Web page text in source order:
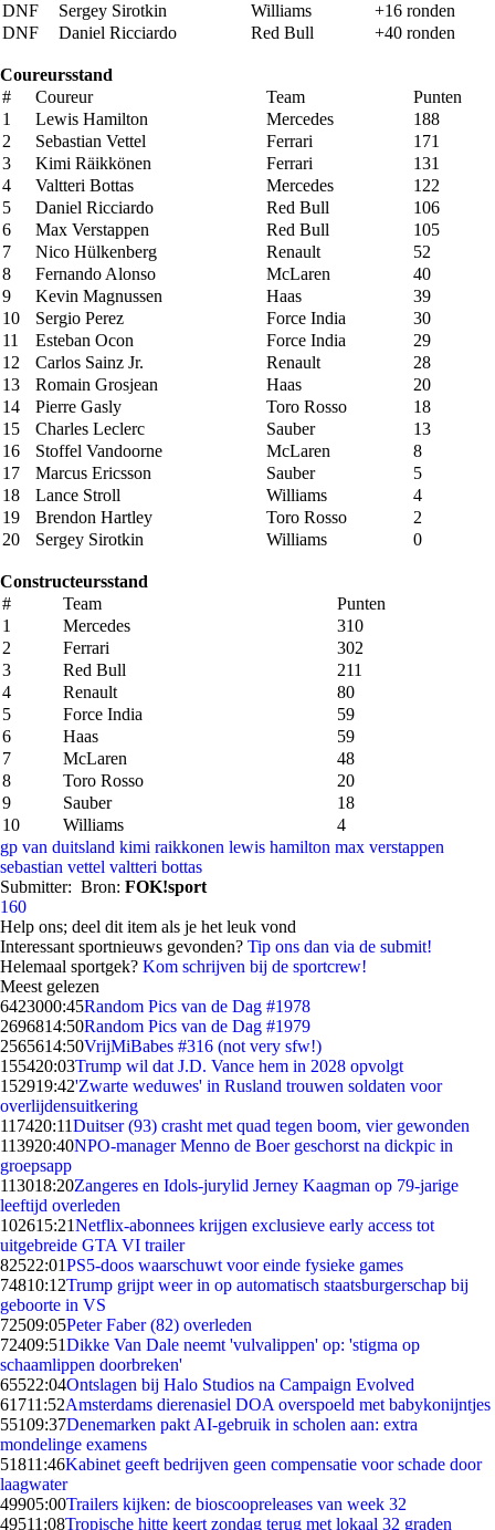
DNF
Sergey Sirotkin Williams
+16 ronden
DNF
Daniel Ricciardo Red Bull +40 ronden
Coureursstand
#
Coureur Team
Punten
1
Lewis Hamilton Mercedes
188
2
Sebastian Vettel Ferrari
171
3
Kimi Räikkönen Ferrari
131
4
Valtteri Bottas Mercedes
122
5
Daniel Ricciardo Red Bull
106
6
Max Verstappen Red Bull
105
7
Nico Hülkenberg Renault
52
8
Fernando Alonso McLaren
40
9
Kevin Magnussen Haas
39
10
Sergio Perez Force India
30
11
Esteban Ocon Force India
29
12
Carlos Sainz Jr. Renault
28
13
Romain Grosjean Haas
20
14
Pierre Gasly Toro Rosso
18
15
Charles Leclerc Sauber
13
16
Stoffel Vandoorne McLaren
8
17
Marcus Ericsson Sauber
5
18
Lance Stroll Williams
4
19
Brendon Hartley Toro Rosso
2
20
Sergey Sirotkin Williams 0
Constructeursstand
#
Team
Punten
1
Mercedes
310
2
Ferrari
302
3
Red Bull
211
4
Renault
80
5
Force India
59
6
Haas
59
7
McLaren
48
8
Toro Rosso
20
9
Sauber
18
10
Williams
4
gp van duitsland kimi raikkonen lewis hamilton max verstappen
sebastian vettel valtteri bottas
Submitter: Bron: FOK!sport
160
Help ons; deel dit item als je het leuk vond
Interessant sportnieuws gevonden? Tip ons dan via de submit!
Helemaal sportgek? Kom schrijven bij de sportcrew!
Meest gelezen
6423000:45Random Pics van de Dag #1978
2696814:50Random Pics van de Dag #1979
2565614:50VrijMiBabes #316 (not very sfw!)
155420:03Trump wil dat J.D. Vance hem in 2028 opvolgt
152919:42'Zwarte weduwes' in Rusland trouwen soldaten voor
overlijdensuitkering
117420:11Duitser (93) crasht met quad tegen boom, vier gewonden
113920:40NPO-manager Menno de Boer geschorst na dickpic in
groepsapp
113018:20Zangeres en Idols-jurylid Jerney Kaagman op 79-jarige
leeftijd overleden
102615:21Netflix-abonnees krijgen exclusieve early access tot
uitgebreide GTA VI trailer
82522:01PS5-doos waarschuwt voor einde fysieke games
74810:12Trump grijpt weer in op automatisch staatsburgerschap bij
geboorte in VS
72509:05Peter Faber (82) overleden
72409:51Dikke Van Dale neemt 'vulvalippen' op: 'stigma op
schaamlippen doorbreken'
65522:04Ontslagen bij Halo Studios na Campaign Evolved
61711:52Amsterdams dierenasiel DOA overspoeld met babykonijntjes
55109:37Denemarken pakt AI-gebruik in scholen aan: extra
mondelinge examens
51811:46Kabinet geeft bedrijven geen compensatie voor schade door
laagwater
49905:00Trailers kijken: de bioscoopreleases van week 32
49511:08Tropische hitte keert zondag terug met lokaal 32 graden